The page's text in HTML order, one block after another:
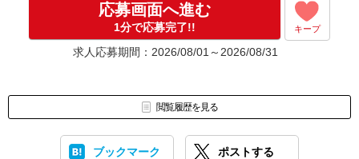
応募画面へ進む
1分で応募完了!! キープ
求人応募期間：2026/08/01～2026/08/31
閲覧履歴を見る
ブックマーク ポストする